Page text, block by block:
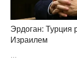
Эрдоган: Турция
Израилем
…